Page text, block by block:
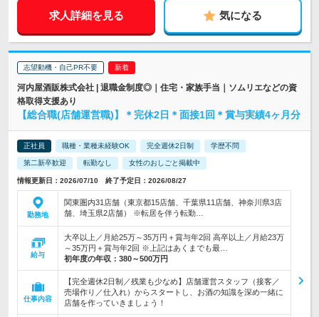
求人詳細を見る 気になる
志望動機・自己PR不要
河内屋酒販株式会社 | 退職金制度◎｜住宅・家族手当｜ソムリエなどの資
格取得支援あり
【総合職(店舗運営職)】＊完休2日＊面接1回＊賞与実績4ヶ月分
正社員 職種・業種未経験OK 完全週休2日制 学歴不問
第二新卒歓迎 転勤なし 女性のおしごと掲載中
情報更新日：2026/07/10 終了予定日：2026/08/27
勤務地
関東圏内31店舗（東京都15店舗、千葉県11店舗、神奈川県3店
舗、埼玉県2店舗） ※転居を伴う転勤…
給与
大卒以上／月給25万～35万円＋賞与年2回 高卒以上／月給23万
～35万円＋賞与年2回 ※上記はあくまでも最…
初年度の年収： 380～500万円
仕事内容
【完全週休2日制／残業も少なめ】店舗運営スタッフ（接客／
売場作り／仕入れ）からスタートし、お酒の知識を深め一緒に
店舗を作っていきましょう！